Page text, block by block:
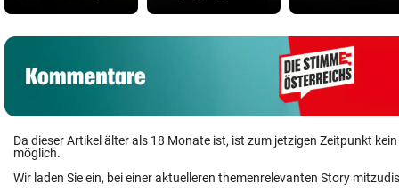
Da dieser Artikel älter als 18 Monate ist, ist zum jetzigen Zeitpunkt
möglich.
Wir laden Sie ein, bei einer aktuelleren themenrelevanten Story